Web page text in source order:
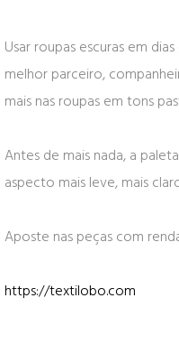
Usar roupas escuras em
melhor parceiro,
mais nas roupas em tons
Antes de mais nada, a
aspecto mais leve, mais
Aposte nas peças com
https://textilobo.com